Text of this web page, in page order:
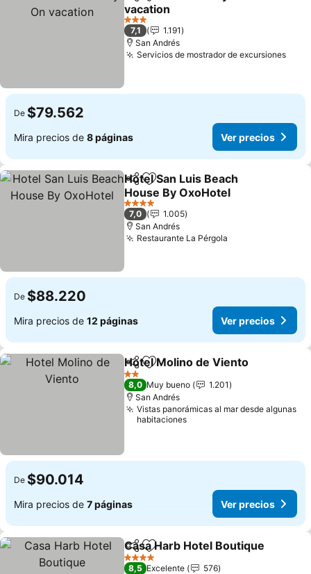
vacation
3 Estrellas
7,1
1.191
San Andrés
Servicios de mostrador de excursiones
De $79.562
Mira precios de 8 páginas Ver precios
CompartirAgregar a favoritos
Hotel San Luis Beach
House By OxoHotel
4 Estrellas
7,0
1.005
San Andrés
Restaurante La Pérgola
De $88.220
Mira precios de 12 páginas Ver precios
CompartirAgregar a favoritos
Hotel Molino de Viento
2 Estrellas
8,0 Muy bueno
1.201
San Andrés
Vistas panorámicas al mar desde algunas
habitaciones
De $90.014
Mira precios de 7 páginas Ver precios
CompartirAgregar a favoritos
Casa Harb Hotel Boutique
4 Estrellas
8,5 Excelente
576